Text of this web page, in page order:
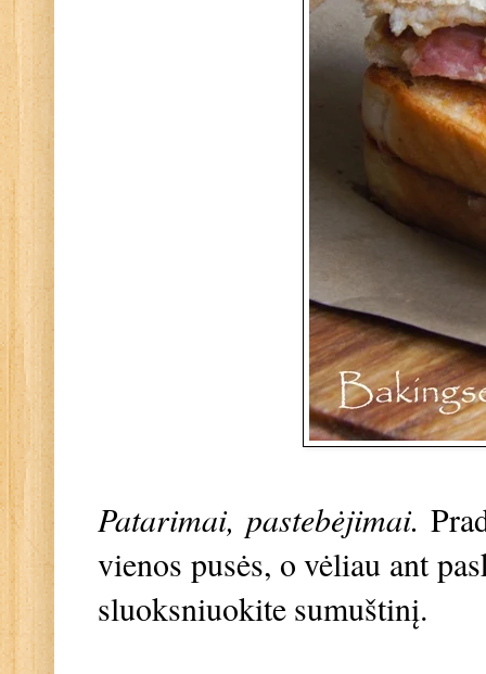
Patarimai, pastebėjimai.
vienos pusės, o vėliau ant
sluoksniuokite sumuštinį.